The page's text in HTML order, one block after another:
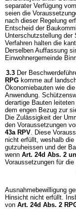
separater Verfügung
seien die
nach dieser Regelung
Entscheid der
Unterschutzstellung der
Verfahren halten die
Derselben Auffassung
Einwohnergemeinde
3.3 Der
RPG komme auf
Ökonomiebauten wie
Anwendung.
derartige Bauten
dem engen Bezug zur
Die Zulässigkeit der
den Voraussetzungen
43a RPV. Diese
nicht erfüllt, weshalb
gutzuheissen und der
wenn Art. 24d Abs. 2
Voraussetzungen für
Ausnahmebewilligung
Hinsicht nicht erfüllt.
von Art. 24d Abs. 2